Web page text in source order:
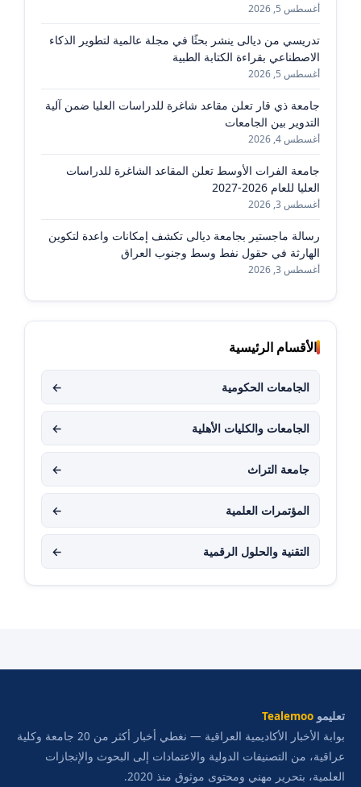
أغسطس 5, 2026
تدريسي من ديالى ينشر بحثًا في مجلة عالمية لتطوير الذكاء
الاصطناعي بقراءة الكتابة الطبية
أغسطس 5, 2026
جامعة ذي قار تعلن مقاعد شاغرة للدراسات العليا ضمن آلية
التدوير بين الجامعات
أغسطس 4, 2026
جامعة الفرات الأوسط تعلن المقاعد الشاغرة للدراسات
العليا للعام 2026-2027
أغسطس 3, 2026
رسالة ماجستير بجامعة ديالى تكشف إمكانات واعدة لتكوين
الهارثة في حقول نفط وسط وجنوب العراق
أغسطس 3, 2026
الأقسام الرئيسية
الجامعات الحكومية ←
الجامعات والكليات الأهلية ←
جامعة التراث ←
المؤتمرات العلمية ←
التقنية والحلول الرقمية ←
تعليمو Tealemoo
بوابة الأخبار الأكاديمية العراقية — نغطي أخبار أكثر من 20 جامعة وكلية
عراقية، من التصنيفات الدولية والاعتمادات إلى البحوث والإنجازات
العلمية، بتحرير مهني ومحتوى موثوق منذ 2020.